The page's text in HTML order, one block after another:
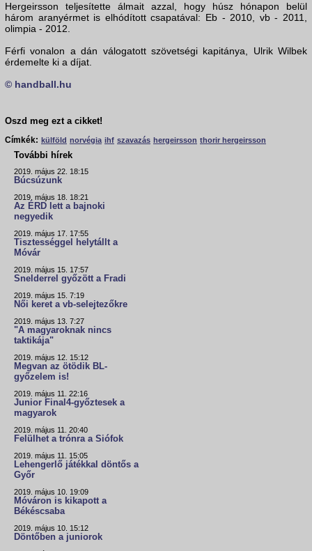
Hergeirsson teljesítette álmait azzal, hogy húsz hónapon belül
három aranyérmet is elhódított csapatával: Eb - 2010, vb - 2011,
olimpia - 2012.
Férfi vonalon a dán válogatott szövetségi kapitánya, Ulrik Wilbek
érdemelte ki a díjat.
© handball.hu
Oszd meg ezt a cikket!
Címkék: külföld norvégia ihf szavazás hergeirsson thorir hergeirsson
További hírek
2019. május 22. 18:15
Búcsúzunk
2019. május 18. 18:21
Az ÉRD lett a bajnoki
negyedik
2019. május 17. 17:55
Tisztességgel helytállt a
Móvár
2019. május 15. 17:57
Snelderrel győzött a Fradi
2019. május 15. 7:19
Női keret a vb-selejtezőkre
2019. május 13. 7:27
"A magyaroknak nincs
taktikája"
2019. május 12. 15:12
Megvan az ötödik BL-
győzelem is!
2019. május 11. 22:16
Junior Final4-győztesek a
magyarok
2019. május 11. 20:40
Felülhet a trónra a Siófok
2019. május 11. 15:05
Lehengerlő játékkal döntős a
Győr
2019. május 10. 19:09
Móváron is kikapott a
Békéscsaba
2019. május 10. 15:12
Döntőben a juniorok